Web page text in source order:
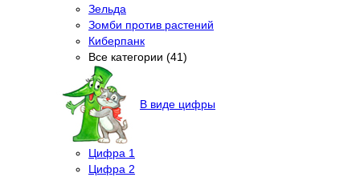
Зельда
Зомби против растений
Киберпанк
Все категории (41)
В виде цифры
Цифра 1
Цифра 2